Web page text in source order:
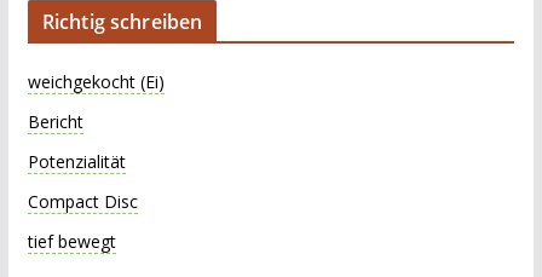
Richtig schreiben
weichgekocht (Ei)
Bericht
Potenzialität
Compact Disc
tief bewegt